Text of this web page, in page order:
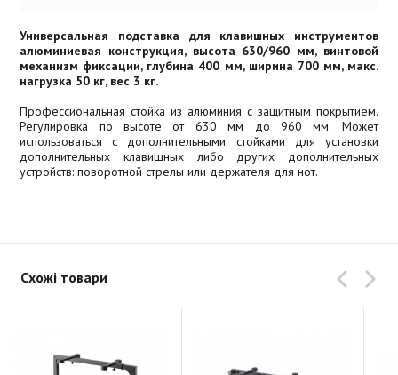
Универсальная подставка для клавишных инструментов
алюминиевая конструкция, высота 630/960 мм, винтовой
механизм фиксации, глубина 400 мм, ширина 700 мм, макс.
нагрузка 50 кг, вес 3 кг.
Профессиональная стойка из алюминия с защитным покрытием.
Регулировка по высоте от 630 мм до 960 мм. Может
использоваться с дополнительными стойками для установки
дополнительных клавишных либо других дополнительных
устройств: поворотной стрелы или держателя для нот.
Схожі товари